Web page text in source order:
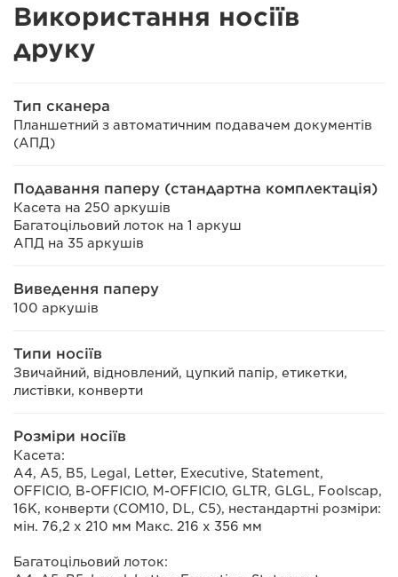
Використання носіїв
друку
Тип сканера
Планшетний з автоматичним подавачем документів
(АПД)
Подавання паперу (стандартна комплектація)
Касета на 250 аркушів
Багатоцільовий лоток на 1 аркуш
АПД на 35 аркушів
Виведення паперу
100 аркушів
Типи носіїв
Звичайний, відновлений, цупкий папір, етикетки,
листівки, конверти
Розміри носіїв
Касета:
A4, A5, B5, Legal, Letter, Executive, Statement,
OFFICIO, B-OFFICIO, M-OFFICIO, GLTR, GLGL, Foolscap,
16K, конверти (COM10, DL, C5), нестандартні розміри:
мін. 76,2 x 210 мм Макс. 216 x 356 мм
Багатоцільовий лоток: